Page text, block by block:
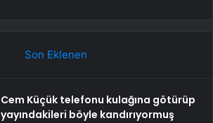
Son Eklenen
Cem Küçük telefonu kulağına götürüp
yayındakileri böyle kandırıyormuş